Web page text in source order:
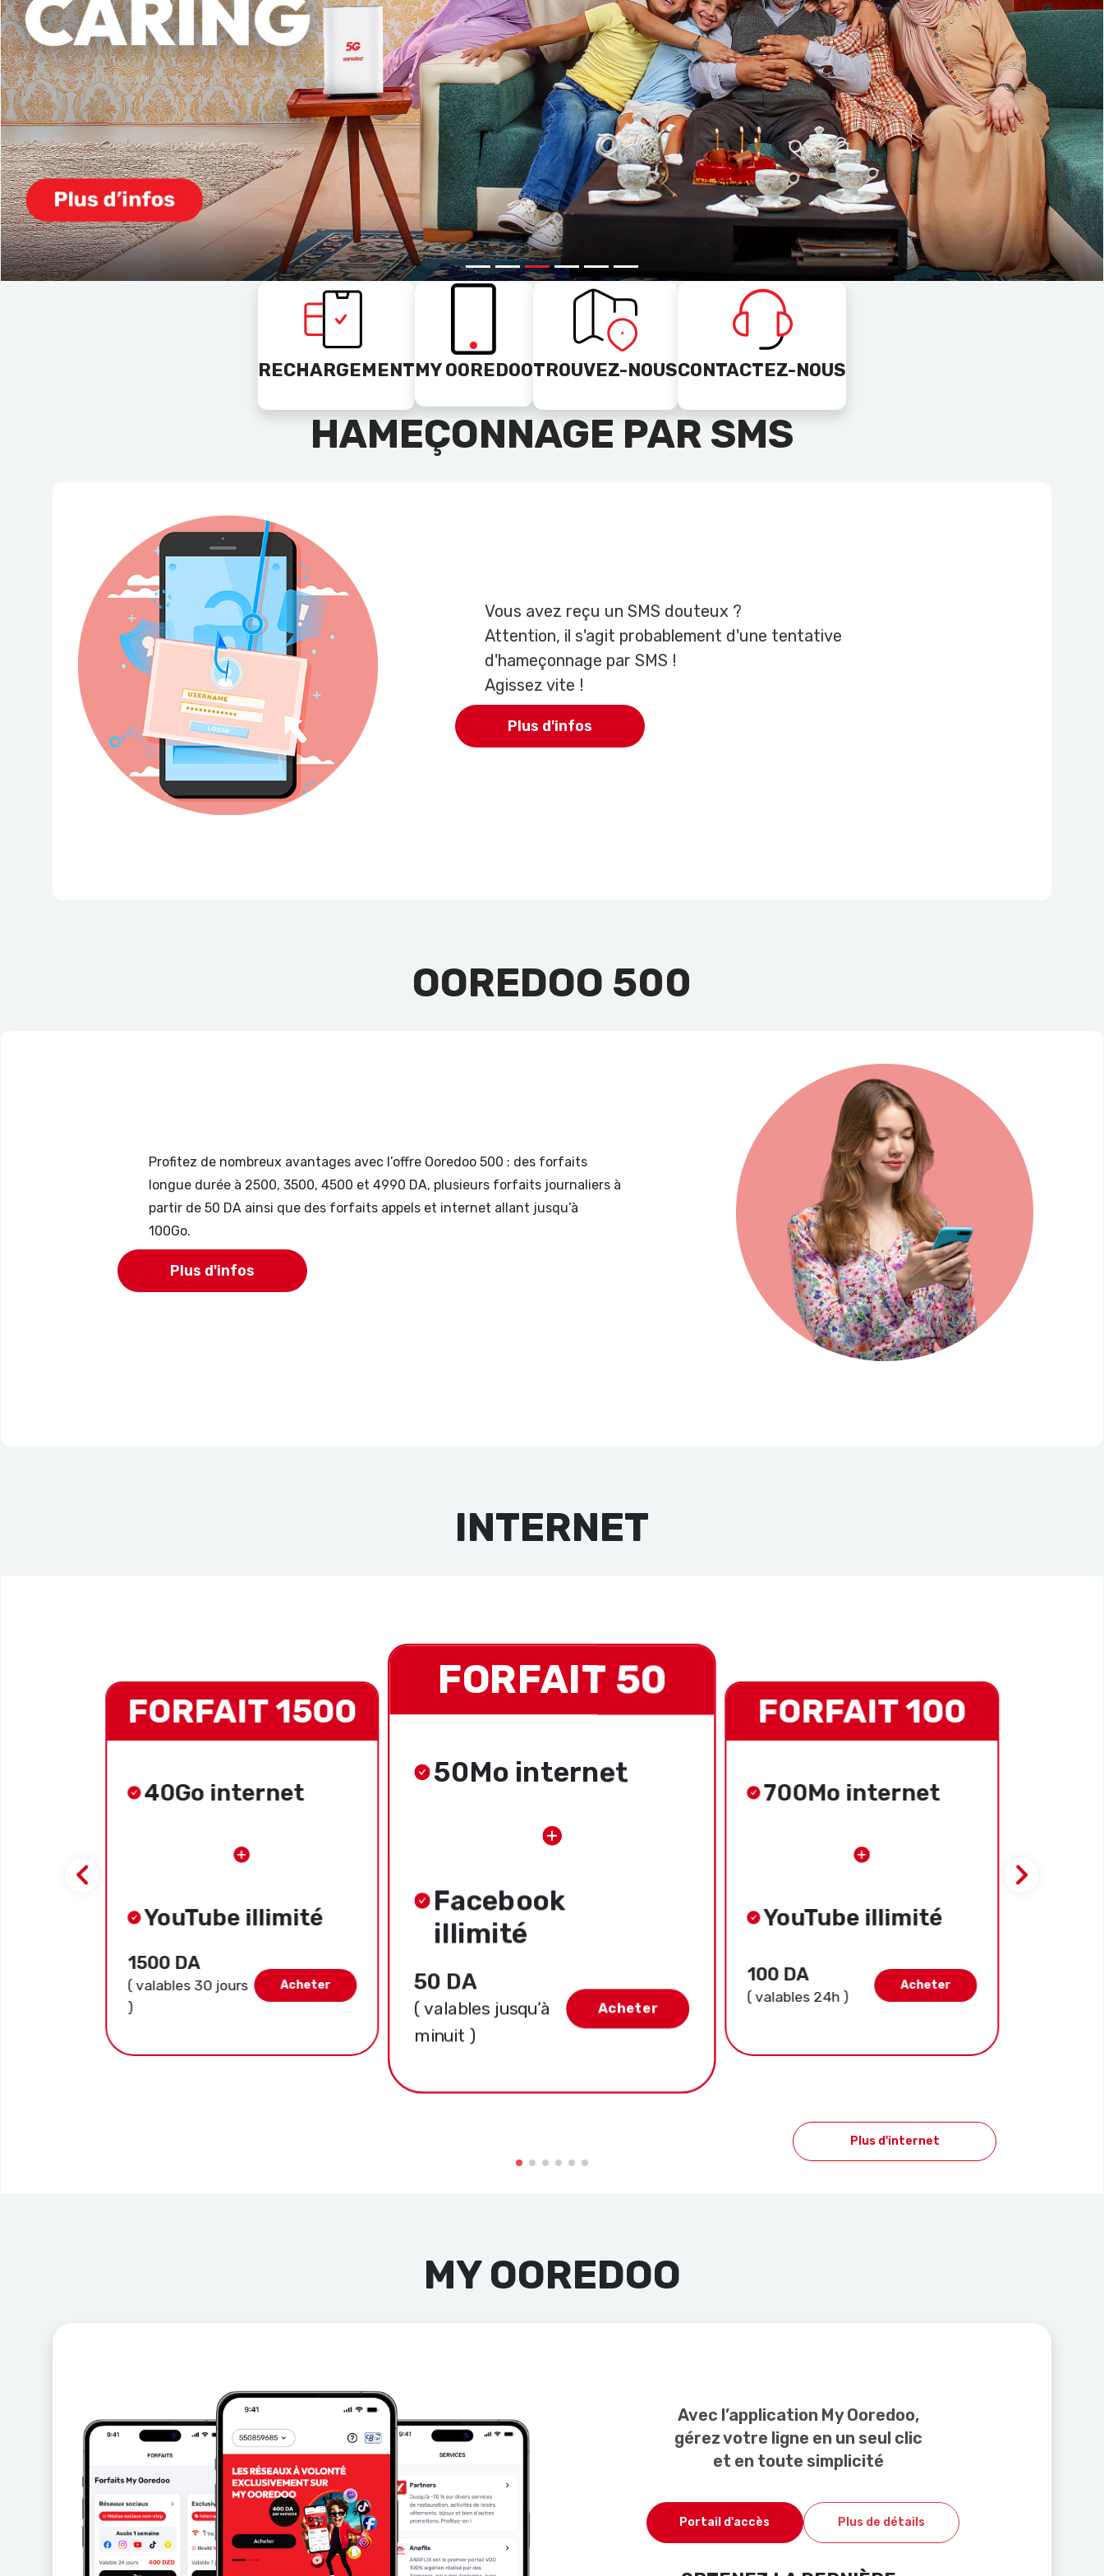
RECHARGEMENTMY OOREDOOTROUVEZ-NOUSCONTACTEZ-NOUS
HAMEÇONNAGE PAR SMS
Vous avez reçu un SMS douteux ?
Attention, il s'agit probablement d'une tentative
d'hameçonnage par SMS !
Agissez vite !
Plus d'infos
OOREDOO 500
Profitez de nombreux avantages avec l’offre Ooredoo 500 : des forfaits
longue durée à 2500, 3500, 4500 et 4990 DA, plusieurs forfaits journaliers à
partir de 50 DA ainsi que des forfaits appels et internet allant jusqu’à
100Go.
Plus d'infos
INTERNET
FORFAIT 1500
40Go internet
YouTube illimité
1500 DA
( valables 30 jours
)
Acheter
FORFAIT 50
50Mo internet
Facebook
illimité
50 DA
( valables jusqu’à
minuit )
Acheter
FORFAIT 100
700Mo internet
YouTube illimité
100 DA
( valables 24h )
Acheter
Plus d'internet
MY OOREDOO
Avec l’application My Ooredoo,
gérez votre ligne en un seul clic
et en toute simplicité
Portail d'accès Plus de détails